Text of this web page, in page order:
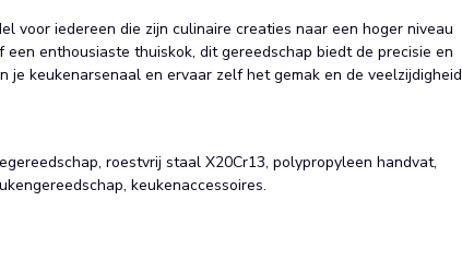
voor iedereen die zijn culinaire creaties naar een hoger niveau
enthousiaste thuiskok, dit gereedschap biedt de precisie en
je keukenarsenaal en ervaar zelf het gemak en de veelzijdigheid
roestvrij staal X20Cr13, polypropyleen handvat,
keukenaccessoires.